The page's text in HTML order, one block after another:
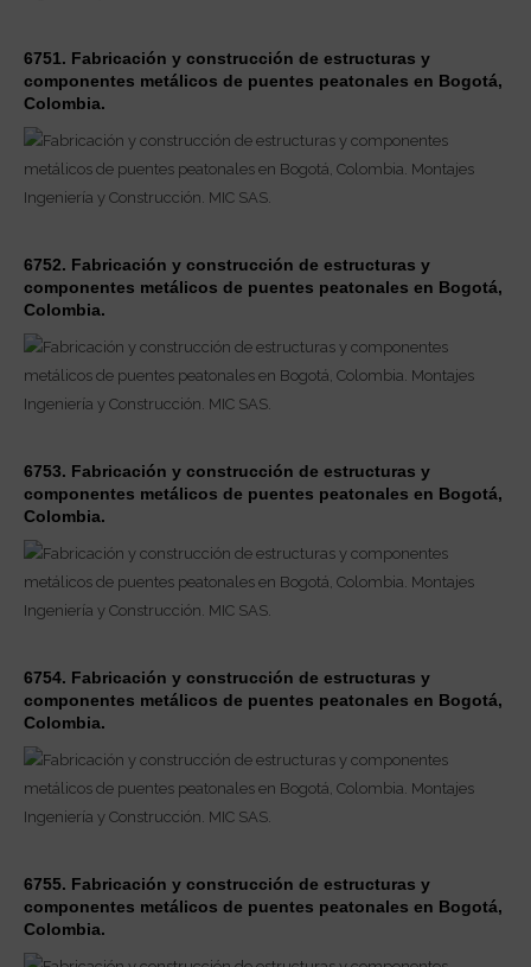
6751. Fabricación y construcción de estructuras y
componentes metálicos de puentes peatonales en Bogotá,
Colombia.
6752. Fabricación y construcción de estructuras y
componentes metálicos de puentes peatonales en Bogotá,
Colombia.
6753. Fabricación y construcción de estructuras y
componentes metálicos de puentes peatonales en Bogotá,
Colombia.
6754. Fabricación y construcción de estructuras y
componentes metálicos de puentes peatonales en Bogotá,
Colombia.
6755. Fabricación y construcción de estructuras y
componentes metálicos de puentes peatonales en Bogotá,
Colombia.